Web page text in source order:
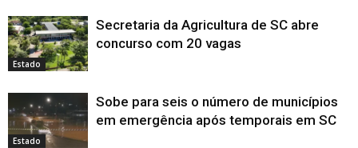
Estado
Secretaria da Agricultura de SC abre
concurso com 20 vagas
Estado
Sobe para seis o número de municípios
em emergência após temporais em SC